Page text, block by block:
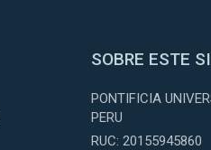
SOBRE ESTE
PONTIFICIA
PERU
RUC: 20155945860